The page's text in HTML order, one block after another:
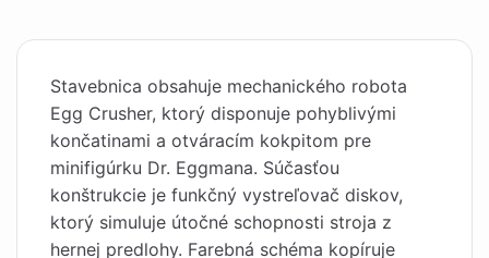
Stavebnica obsahuje mechanického robota
Egg Crusher, ktorý disponuje pohyblivými
končatinami a otváracím kokpitom pre
minifigúrku Dr. Eggmana. Súčasťou
konštrukcie je funkčný vystreľovač diskov,
ktorý simuluje útočné schopnosti stroja z
hernej predlohy. Farebná schéma kopíruje